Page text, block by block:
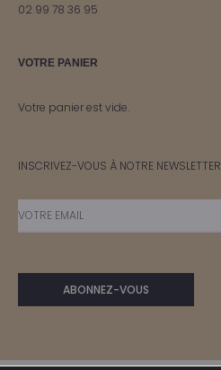
02 99 78 36 95
VOTRE PANIER
Votre panier est vide.
INSCRIVEZ-VOUS À NOTRE NEWSLETTER